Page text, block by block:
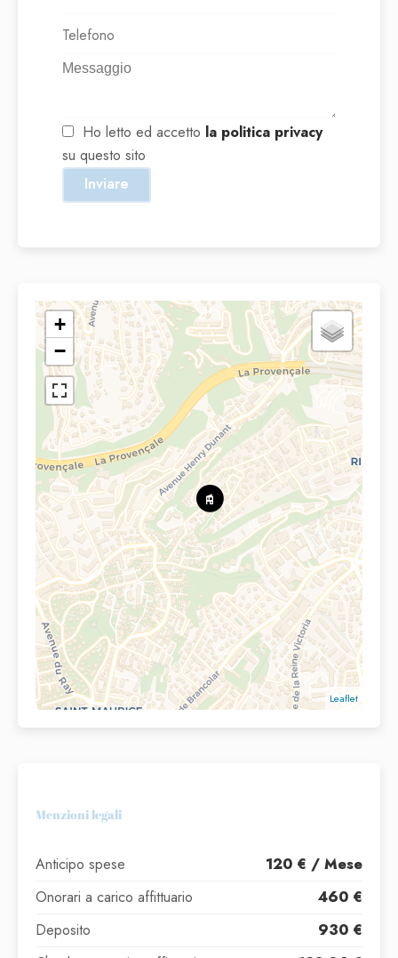
Ho letto ed accetto la politica privacy
su questo sito
Inviare
+
−
Leaflet
Menzioni legali
Anticipo spese
120 € / Mese
Onorari a carico affittuario
460 €
Deposito
930 €